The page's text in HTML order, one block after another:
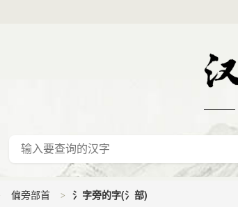
偏旁部首 氵字旁的字(氵部)